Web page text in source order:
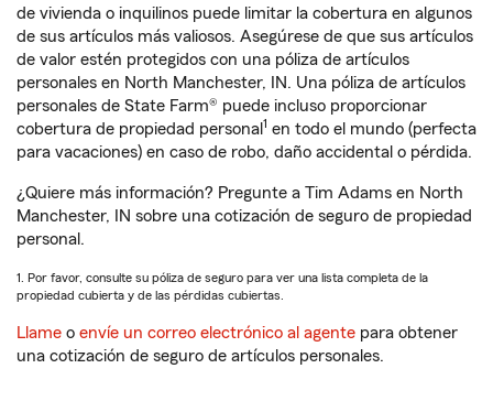
de vivienda o inquilinos puede limitar la cobertura en algunos
de sus artículos más valiosos. Asegúrese de que sus artículos
de valor estén protegidos con una póliza de artículos
personales en North Manchester, IN. Una póliza de artículos
personales de State Farm® puede incluso proporcionar
cobertura de propiedad personal 1 en todo el mundo (perfecta
para vacaciones) en caso de robo, daño accidental o pérdida.
¿Quiere más información? Pregunte a Tim Adams en North
Manchester, IN sobre una cotización de seguro de propiedad
personal.
1. Por favor, consulte su póliza de seguro para ver una lista completa de la
propiedad cubierta y de las pérdidas cubiertas.
Llame o envíe un correo electrónico al agente para obtener
una cotización de seguro de artículos personales.